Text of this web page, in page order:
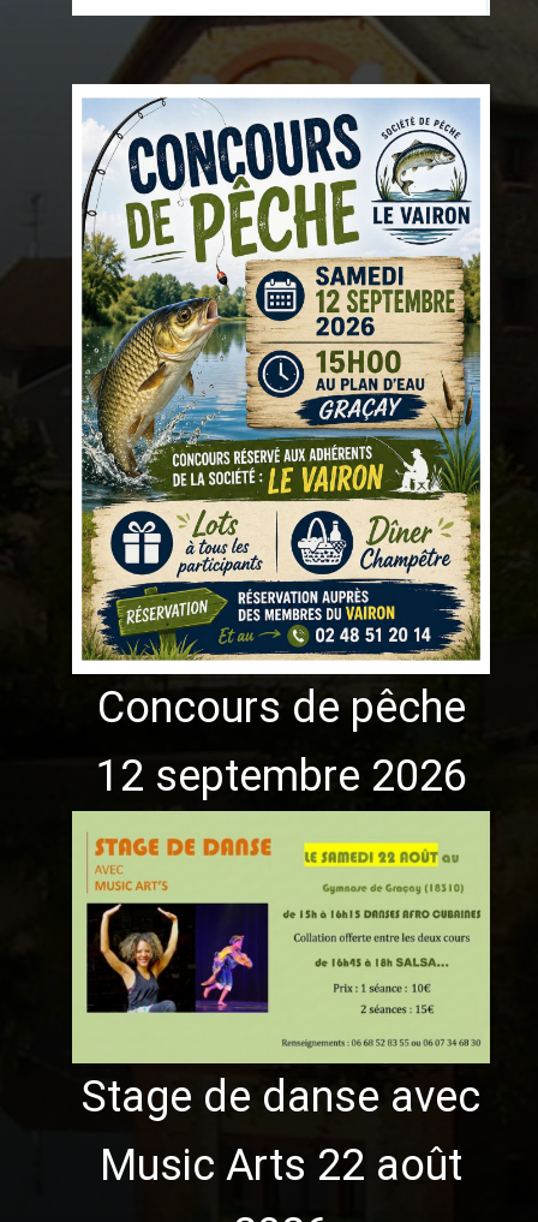
Concours de pêche
12 septembre 2026
Stage de danse avec
Music Arts 22 août